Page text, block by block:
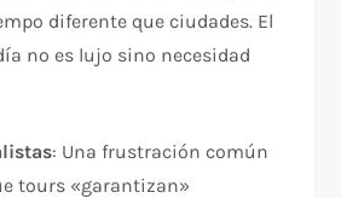
diferente que ciudades. El
no es lujo sino necesidad
: Una frustración común
tours «garantizan»